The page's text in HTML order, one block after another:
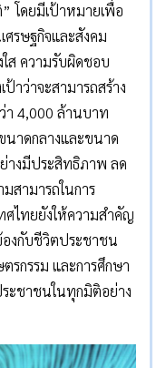
โดยมีเป้าหมายเพื่อ
ศรษฐกิจและสังคม
ส ความรับผิดชอบ
าว่าจะสามารถสร้าง
า 4,000 ล้านบาท
นาดกลางและขนาด
ย่างมีประสิทธิภาพ ลด
สามารถในการ
ไทยยังให้ความสำคัญ
องกับชีวิตประชาชน
รกรรม และการศึกษา
ะชาชนในทุกมิติอย่าง